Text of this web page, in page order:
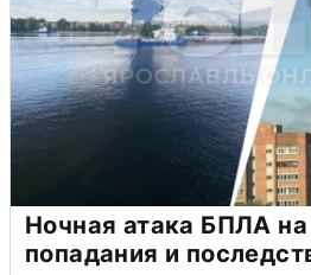
Ночная атака БПЛА
попадания и